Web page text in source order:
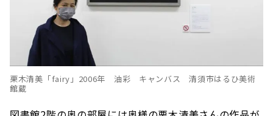
栗木清美「fairy」2006年 油彩 キャンバス 清須市はるひ美術
館蔵